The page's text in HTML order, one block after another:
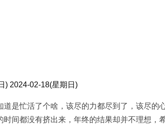
) 2024-02-18(星期日)
道是忙活了个啥，该尽的力都尽到了，该尽的
时间都没有挤出来，年终的结果却并不理想